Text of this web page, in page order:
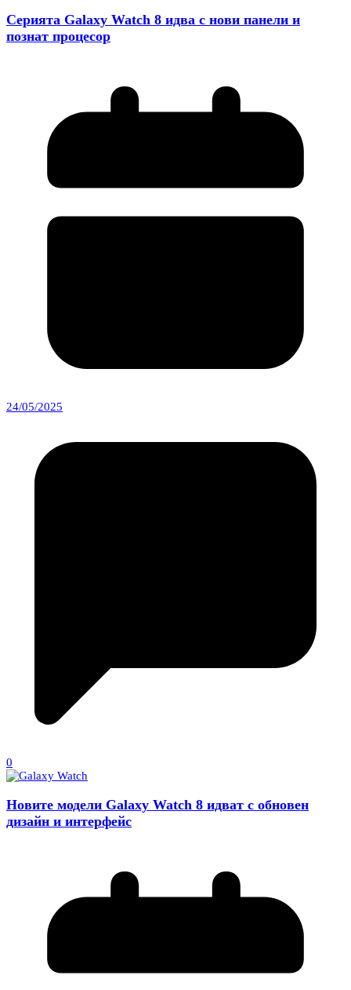
Серията Galaxy Watch 8 идва с нови панели и
познат процесор
24/05/2025
0
Новите модели Galaxy Watch 8 идват с обновен
дизайн и интерфейс